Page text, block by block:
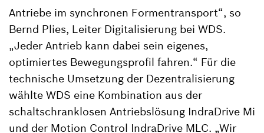
Antriebe im synchronen Formentransport“, so
Bernd Plies, Leiter Digitalisierung bei WDS.
„Jeder Antrieb kann dabei sein eigenes,
optimiertes Bewegungsprofil fahren.“ Für die
technische Umsetzung der Dezentralisierung
wählte WDS eine Kombination aus der
schaltschranklosen Antriebslösung IndraDrive Mi
und der Motion Control IndraDrive MLC. „Wir